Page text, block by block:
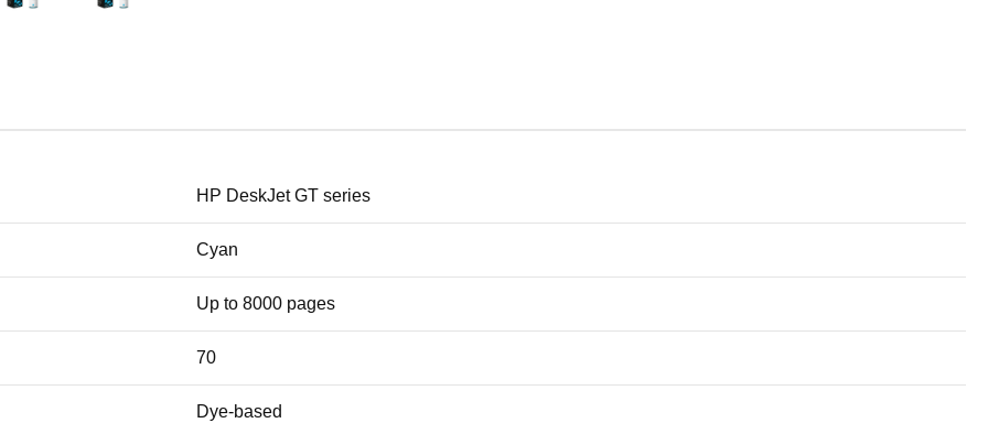
HP DeskJet GT series
Cyan
Up to 8000 pages
70
Dye-based